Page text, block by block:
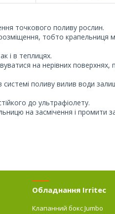
точкового поливу рослин.
тобто крапельниця
і в теплицях.
на нерівних поверхнях,
поливу вилив води
до ультрафіолету.
на засмічення і промити
Обладнання Irritec
Клапанний бокс Jumbo